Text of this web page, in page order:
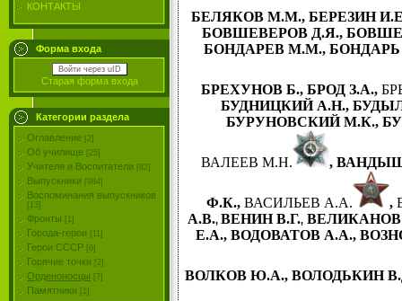
КОНТАКТЫ
Форма входа
Войти через uID
Старая форма входа
Категории раздела
Оглавление
[2]
Об училище [25]
Учителя и Воспитатели [82]
Выпускники [984]
Воспоминания выпускников
[13]
Фронты [1]
Города-герои [11]
Герои СССР [6]
Горячие точки [2]
Орденоносцы [7]
Памятники [1]
БЕЛЯКОВ М.М., БЕРЕЗИН
БОВШЕВЕРОВ Д.Я.,
БОНДАРЕВ М.М., БОНДАРЬ
БРЕХУНОВ Б., БРОД З.А.,
БУДНИЦКИЙ А.Н.,
БУРУНОВСКИЙ М.К.,
ВАЛЕЕВ М.Н. ,
Ф.К., ВАСИЛЬЕВ А.А. ,
А.В., ВЕНИН В.Г.,
Е.А., ВОДОВАТОВ А.А.,
ВОЛКОВ Ю.А., ВОЛОДЬКИН